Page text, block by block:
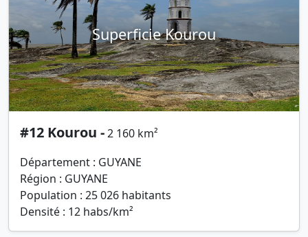
Superficie Kourou
#12 Kourou -2 160 km²
Département : GUYANE
Région : GUYANE
Population : 25 026 habitants
Densité : 12 habs/km²